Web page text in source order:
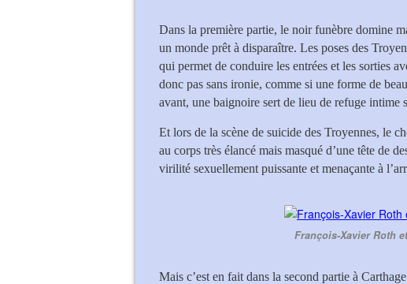
Dans la première partie, le noir funèbre domine
un monde prêt à disparaître. Les poses des
qui permet de conduire les entrées et les sorties
donc pas sans ironie, comme si une forme de
avant, une baignoire sert de lieu de refuge intime
Et lors de la scène de suicide des Troyennes, le
au corps très élancé mais masqué d’une tête de
virilité sexuellement puissante et menaçante à
François-Xavier Roth
Mais c’est en fait dans la second partie à